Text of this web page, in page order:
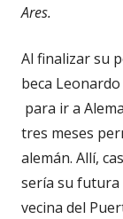
Ares.
Al finalizar su
beca
para ir a
tres meses
alemán. Allí,
sería su futura
vecina del